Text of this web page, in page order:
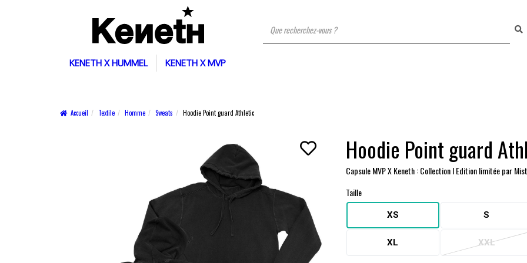
KENETH X HUMMEL KENETH X MVP
Accueil Textile Homme Sweats Hoodie Point guard Athletic
Hoodie Point guard
Capsule MVP X Keneth : Collection I Edition limitée par
Taille
XS S
XL XXL